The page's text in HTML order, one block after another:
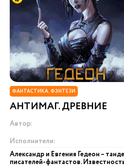
ФАНТАСТИКА. ФЭНТЕЗИ
АНТИМАГ. ДРЕВНИЕ
Автор:
Исполнители:
Александр и Евгения Гедеон –
писателей-фантастов.